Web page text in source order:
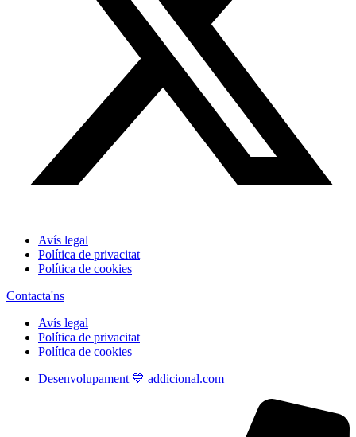
Avís legal
Política de privacitat
Política de cookies
Contacta'ns
Avís legal
Política de privacitat
Política de cookies
Desenvolupament 💙 addicional.com